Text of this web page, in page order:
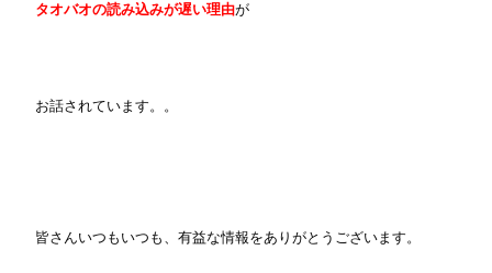
タオバオの読み込みが遅い理由が
お話されています。。
皆さんいつもいつも、有益な情報をありがとうございます。